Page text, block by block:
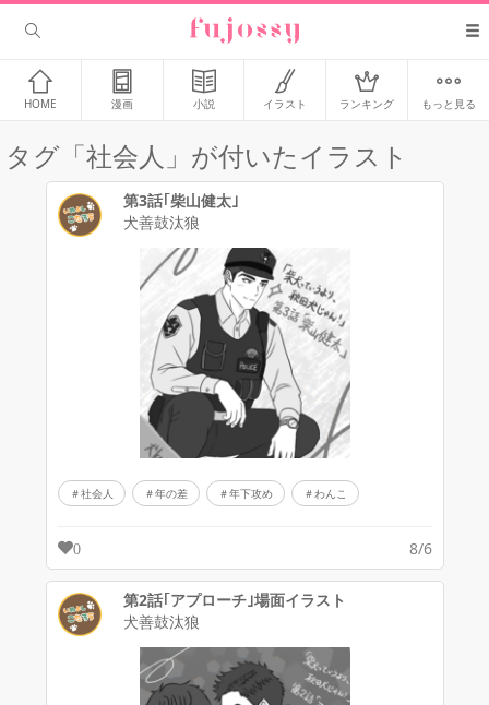
HOME 漫画 小説 イラスト ランキング もっと見る
タグ「社会人」が付いたイラスト
第3話｢柴山健太｣
犬善鼓汰狼
社会人 年の差 年下攻め わんこ
0 8/6
第2話｢アプローチ｣場面イラスト
犬善鼓汰狼